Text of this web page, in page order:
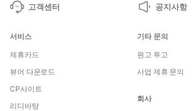
고객센터 공지사항
서비스
제휴카드
뷰어 다운로드
CP사이트
리디바탕
기타 문의
원고 투고
사업 제휴 문의
회사